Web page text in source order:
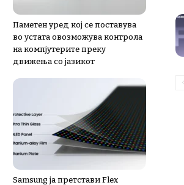
Паметен уред кој се поставува
во устата овозможува контрола
на компјутерите преку
движења со јазикот
Samsung ја претстави Flex